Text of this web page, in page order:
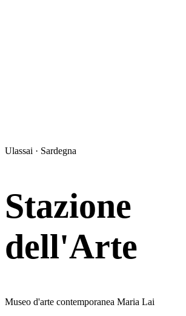
Ulassai · Sardegna
Stazione
dell'Arte
Museo d'arte contemporanea Maria Lai